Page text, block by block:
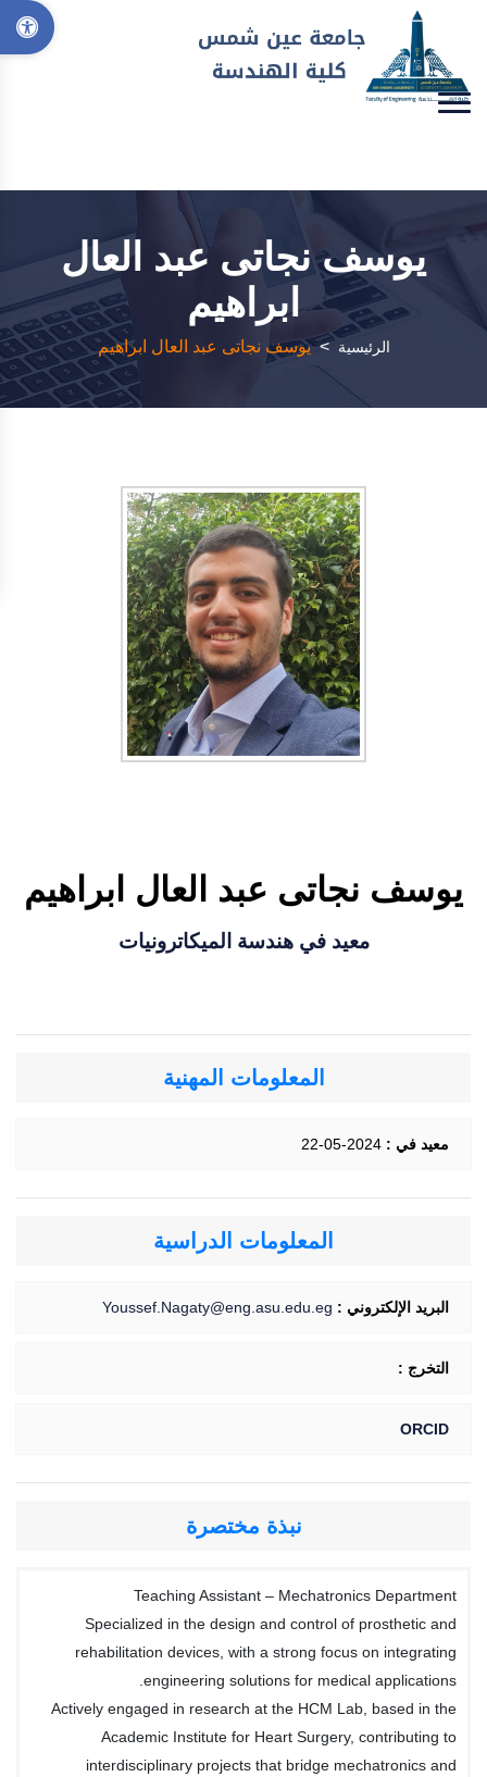
يوسف نجاتى عبد العال
ابراهيم
الرئيسية > يوسف نجاتى عبد العال ابراهيم
يوسف نجاتى عبد العال ابراهيم
معيد في هندسة الميكاترونيات
المعلومات المهنية
معيد في : 2024-05-22
المعلومات الدراسية
البريد الإلكتروني : Youssef.Nagaty@eng.asu.edu.eg
التخرج :
ORCID
نبذة مختصرة
Teaching Assistant – Mechatronics Department
Specialized in the design and control of prosthetic and
rehabilitation devices, with a strong focus on integrating
engineering solutions for medical applications.
Actively engaged in research at the HCM Lab, based in the
Academic Institute for Heart Surgery, contributing to
interdisciplinary projects that bridge mechatronics and